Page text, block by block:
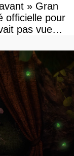
» Gran
officielle pour
pas vue